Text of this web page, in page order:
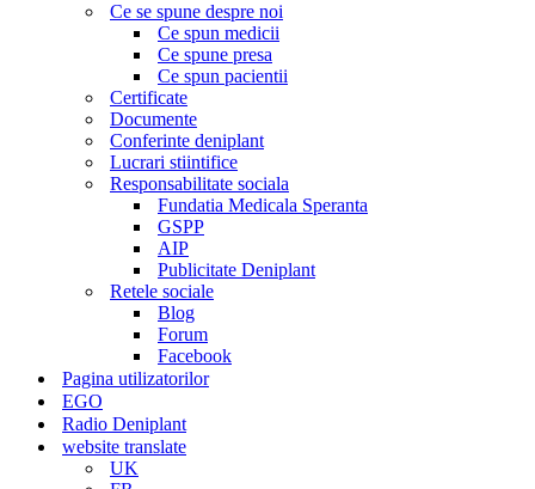
Ce se spune despre noi
Ce spun medicii
Ce spune presa
Ce spun pacientii
Certificate
Documente
Conferinte deniplant
Lucrari stiintifice
Responsabilitate sociala
Fundatia Medicala Speranta
GSPP
AIP
Publicitate Deniplant
Retele sociale
Blog
Forum
Facebook
Pagina utilizatorilor
EGO
Radio Deniplant
website translate
UK